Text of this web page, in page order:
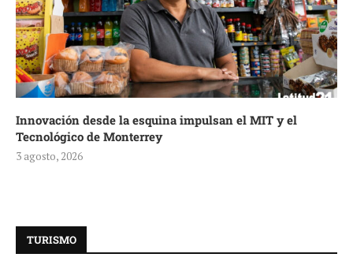
Innovación desde la esquina impulsan el MIT y el
Tecnológico de Monterrey
3 agosto, 2026
TURISMO